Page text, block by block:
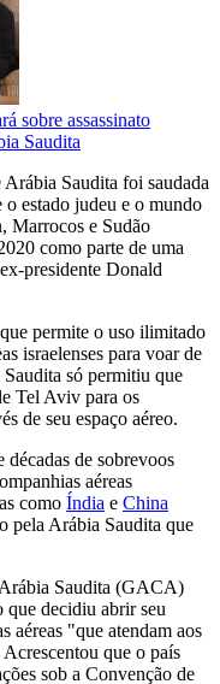
sobre assassinato
Saudita
Saudita foi saudada
estado judeu e o mundo
Marrocos e Sudão
como parte de uma
presidente Donald
permite o uso ilimitado
israelenses para voar de
só permitiu que
Tel Aviv para os
de seu espaço aéreo.
de sobrevoos
aéreas
como Índia e China
pela Arábia Saudita que
Saudita (GACA)
que decidiu abrir seu
aéreas "que atendam aos
que o país
sob a Convenção de